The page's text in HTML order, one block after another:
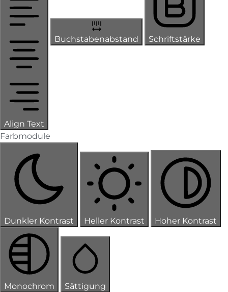
Align Text
Buchstabenabstand Schriftstärke
Farbmodule
Dunkler Kontrast Heller Kontrast Hoher Kontrast
Monochrom
Sättigung